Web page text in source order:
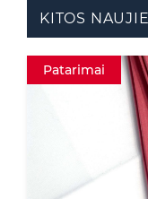
KITOS
Patarimai